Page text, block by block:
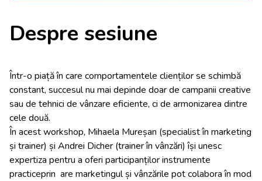
Despre sesiune
Într-o piață în care comportamentele clienților se schimbă
constant, succesul nu mai depinde doar de campanii creative
sau de tehnici de vânzare eficiente, ci de armonizarea dintre
cele două.
În acest workshop, Mihaela Mureșan (specialist în marketing
și trainer) și Andrei Dicher (trainer în vânzări) își unesc
expertiza pentru a oferi participanților instrumente
practiceprin are marketingul și vânzările pot colabora în mod